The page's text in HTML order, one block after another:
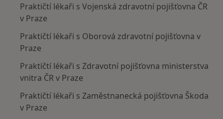
Praktičtí lékaři s Vojenská zdravotní pojišťovna ČR
v Praze
Praktičtí lékaři s Oborová zdravotní pojišťovna v
Praze
Praktičtí lékaři s Zdravotní pojišťovna ministerstva
vnitra ČR v Praze
Praktičtí lékaři s Zaměstnanecká pojišťovna Škoda
v Praze